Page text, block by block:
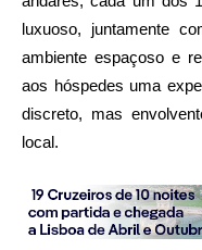
luxuoso, juntamente
ambiente espaçoso e
aos hóspedes uma
discreto, mas
local.